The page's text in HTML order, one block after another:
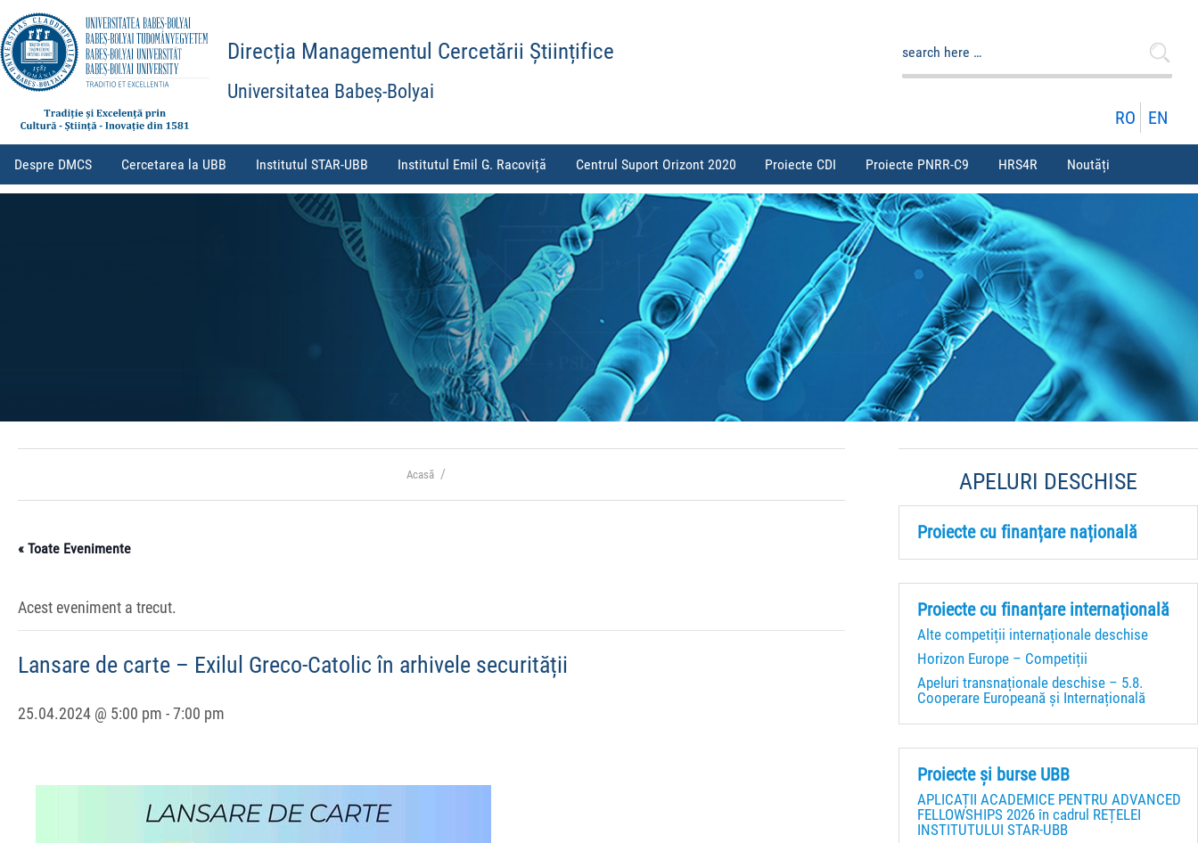
Direcția Managementul Cercetării Științifice
Universitatea Babeș-Bolyai
RO EN
Despre DMCS Cercetarea la UBB Institutul STAR-UBB Institutul Emil G. Racoviță Centrul Suport Orizont 2020 Proiecte CDI Proiecte PNRR-C9 HRS4R Noutăți
Acasă
« Toate Evenimente
Acest eveniment a trecut.
Lansare de carte – Exilul Greco-Catolic în arhivele securității
25.04.2024 @ 5:00 pm - 7:00 pm
APELURI DESCHISE
Proiecte cu finanțare națională
Proiecte cu finanțare internațională
Alte competiții internaționale deschise
Horizon Europe – Competiții
Apeluri transnaționale deschise – 5.8.
Cooperare Europeană și Internațională
Proiecte și burse UBB
APLICAȚII ACADEMICE PENTRU ADVANCED
FELLOWSHIPS 2026 în cadrul REȚELEI
INSTITUTULUI STAR-UBB